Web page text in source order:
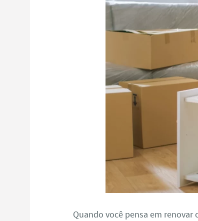
Quando você pensa em renovar